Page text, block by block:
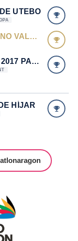
UTEBO
XVII TRIATLÓN DE INVIERNO VALLE DE ANSÓ- CTO. ARAGÓN TRIATLÓN INVIERNO 2017
TOMA DE TIEMPOS PNTD 2017 PARA JUNIOR, CADETES, Y PARATRIATLETAS
HÍJAR